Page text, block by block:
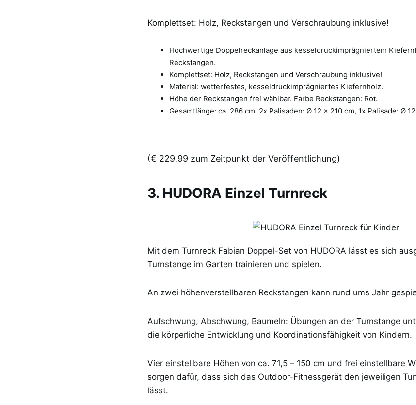
Komplettset: Holz, Reckstangen und Verschraubung inklusive!
Hochwertige Doppelreckanlage aus kesseldruckimprägniertem
Reckstangen.
Komplettset: Holz, Reckstangen und Verschraubung inklusive!
Material: wetterfestes, kesseldruckimprägniertes Kiefernholz.
Höhe der Reckstangen frei wählbar. Farbe Reckstangen: Rot.
Gesamtlänge: ca. 286 cm, 2x Palisaden: Ø 12 × 210 cm, 1x Palisade: Ø
(€ 229,99 zum Zeitpunkt der Veröffentlichung)
3. HUDORA Einzel Turnreck
Mit dem Turnreck Fabian Doppel-Set von HUDORA lässt es sich
Turnstange im Garten trainieren und spielen.
An zwei höhenverstellbaren Reckstangen kann rund ums Jahr
Aufschwung, Abschwung, Baumeln: Übungen an der Turnstange
die körperliche Entwicklung und Koordinationsfähigkeit von Kindern.
Vier einstellbare Höhen von ca. 71,5 – 150 cm und frei einstellbare
sorgen dafür, dass sich das Outdoor-Fitnessgerät den jeweiligen
lässt.